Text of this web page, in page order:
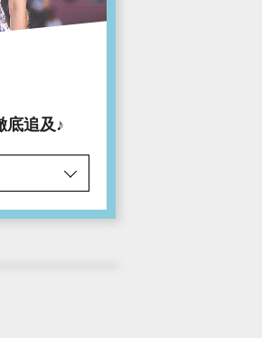
底追及♪